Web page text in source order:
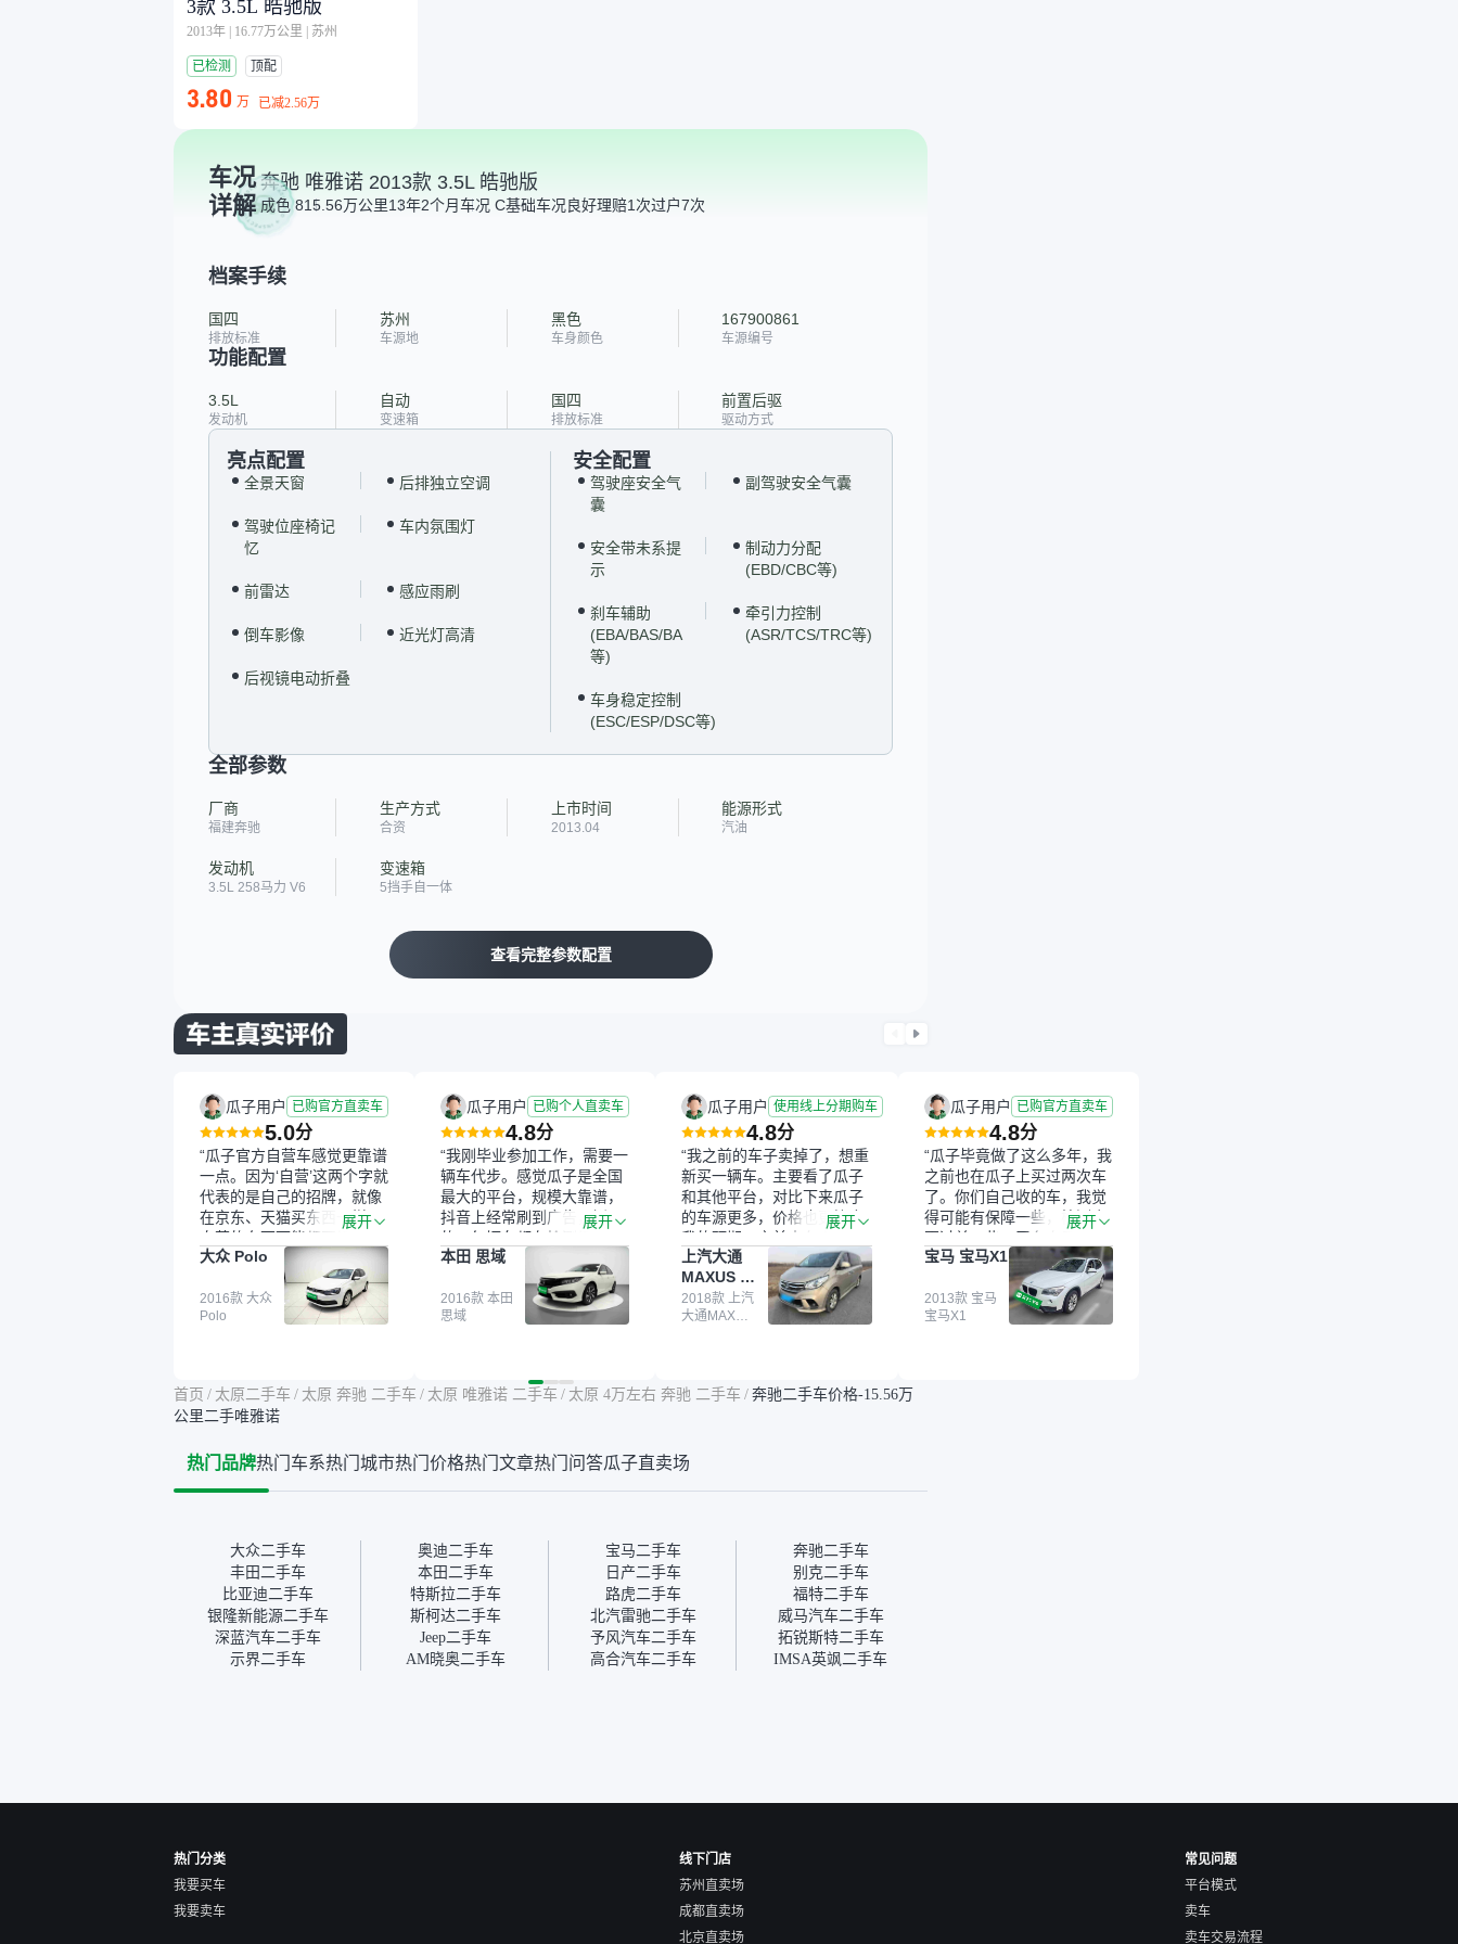
3款 3.5L 皓驰版
2013年 16.77万公里 苏州
已检测 顶配
3.80 万 已减2.56万
车况
详解
奔驰 唯雅诺 2013款 3.5L 皓驰版
成色 815.56万公里13年2个月车况 C基础车况良好理赔1次过户7次
档案手续
国四
排放标准
苏州
车源地
黑色
车身颜色
167900861
车源编号
功能配置
3.5L
发动机
自动
变速箱
国四
排放标准
前置后驱
驱动方式
亮点配置
全景天窗 后排独立空调
驾驶位座椅记
忆
车内氛围灯
前雷达 感应雨刷
倒车影像 近光灯高清
后视镜电动折叠
安全配置
驾驶座安全气
囊
副驾驶安全气囊
安全带未系提
示
制动力分配
(EBD/CBC等)
刹车辅助
(EBA/BAS/BA
等)
牵引力控制
(ASR/TCS/TRC等)
车身稳定控制
(ESC/ESP/DSC等)
全部参数
厂商
福建奔驰
生产方式
合资
上市时间
2013.04
能源形式
汽油
发动机
3.5L 258马力 V6
变速箱
5挡手自一体
查看完整参数配置
瓜子用户 已购官方直卖车
5.0分
“瓜子官方自营车感觉更靠谱
一点。因为‘自营’这两个字就
代表的是自己的招牌，就像
在京东、天猫买东西一样，
自营的东西可能都要好一
点。就是这种刻板印象吧。
一开始买二手车的时候，我
确实有担心过事故车、泡水
车这些问题。瓜子的检测报
况。我拿到你们的信息之
后，自己又在线上去做了一
台），同时也找了朋友帮忙
线下看车。结果跟你们的报
我第一天看车，第二天你们
就约我到店，我第三天去提
的车。去之前我提前跟交接
人员说好，到了之后要当着
我的面再做一次复检，你们
也安排了师傅，服务可以，
速度很快。体验下来自营车
展开
大众 Polo
2016款 大众
Polo
瓜子用户 已购个人直卖车
4.8分
“我刚毕业参加工作，需要一
辆车代步。感觉瓜子是全国
最大的平台，规模大靠谱，
抖音上经常刷到广告，挺火
的。每辆车都有检测报告，
这个让我很放心。去外面买
车全凭卖家一张嘴，不敢
买。我买了本田思域，白
色，过户次数少，公里数符
平台，车价贵点也正常，毕
竟有保障。其他平台上很多
多花点钱买个放心。从个人
展开
本田 思域
2016款 本田
思域
瓜子用户 使用线上分期购车
4.8分
“我之前的车子卖掉了，想重
新买一辆车。主要看了瓜子
和其他平台，对比下来瓜子
的车源更多，价格也更符合
我的预期。之前卖车来过瓜
子，虽然价格没谈成，但
APP一直留着。瓜子毕竟是
大平台，整体印象还好。我
最终买了一台上汽大通，18
期，这一点很便捷，其他平
心的额外价值。虽然我砍过
为瓜子有质保，车子出小毛
病维修更有保障。”
展开
上汽大通
MAXUS 大
通G10
2018款 上汽
大通MAXUS
瓜子用户 已购官方直卖车
4.8分
“瓜子毕竟做了这么多年，我
之前也在瓜子上买过两次车
了。你们自己收的车，我觉
得可能有保障一些，检测会
更过关一些。平台自己收上
来再卖的车，应该更可靠。
我买的是宝马X1，主要看中
它的价格和公里数比较合
适。另外，瓜子承诺无火
展开
宝马 宝马X1
2013款 宝马
宝马X1
首页 / 太原二手车 / 太原 奔驰 二手车 / 太原 唯雅诺 二手车 / 太原 4万左右 奔驰 二手车 / 奔驰二手车价格-15.56万
公里二手唯雅诺
热门品牌热门车系热门城市热门价格热门文章热门问答瓜子直卖场
大众二手车 奥迪二手车 宝马二手车
奔驰二手车
丰田二手车
本田二手车 日产二手车
别克二手车
比亚迪二手车
特斯拉二手车 路虎二手车
福特二手车
银隆新能源二手车
斯柯达二手车 北汽雷驰二手车
威马汽车二手车
深蓝汽车二手车
Jeep二手车 予风汽车二手车
拓锐斯特二手车
示界二手车
AM晓奥二手车 高合汽车二手车 IMSA英飒二手车
热门分类
我要买车
我要卖车
线下门店
苏州直卖场
成都直卖场
北京直卖场
常见问题
平台模式
卖车
卖车交易流程